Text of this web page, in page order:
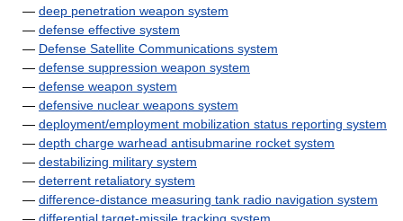
— deep penetration weapon system
— defense effective system
— Defense Satellite Communications system
— defense suppression weapon system
— defense weapon system
— defensive nuclear weapons system
— deployment/employment mobilization status reporting system
— depth charge warhead antisubmarine rocket system
— destabilizing military system
— deterrent retaliatory system
— difference-distance measuring tank radio navigation system